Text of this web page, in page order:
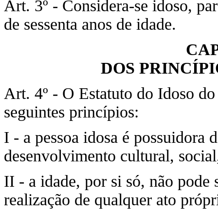
Art. 3º - Considera-se idoso,
de sessenta anos de idade.
DOS
Art. 4º - O Estatuto do Idoso
seguintes princípios:
I - a pessoa idosa é possuidora
desenvolvimento cultural,
II - a idade, por si só, não pode
realização de qualquer ato